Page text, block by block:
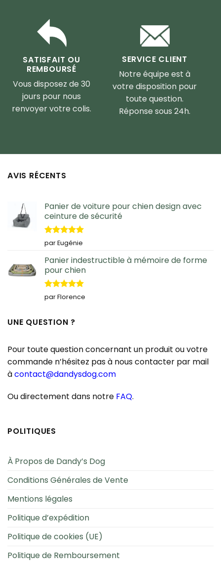
SATISFAIT OU
REMBOURSÉ
Vous disposez de 30
jours pour nous
renvoyer votre colis.
SERVICE CLIENT
Notre équipe est à
votre disposition pour
toute question.
Réponse sous 24h.
AVIS RÉCENTS
Panier de voiture pour chien design avec
ceinture de sécurité
Note5sur
5
par Eugénie
Panier indestructible à mémoire de forme
pour chien
Note5sur
5
par Florence
UNE QUESTION ?
Pour toute question concernant un produit ou votre
commande n’hésitez pas à nous contacter par mail
àcontact@dandysdog.com
Ou directement dans notre FAQ.
POLITIQUES
À Propos de Dandy’s Dog
Conditions Générales de Vente
Mentions légales
Politique d’expédition
Politique de cookies (UE)
Politique de Remboursement